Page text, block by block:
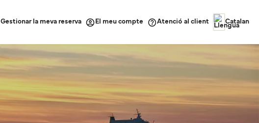
Gestionar la meva reserva El meu compte Atenció al client Catalan